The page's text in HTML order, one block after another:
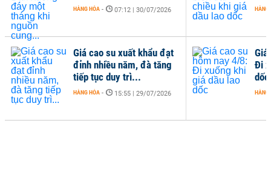
Đi
dốc
HÀNG
HÀNG HÓA - 07:12 | 30/07/2026
Giá cao su xuất khẩu đạt
đỉnh nhiều năm, đà tăng
tiếp tục duy trì...
HÀNG HÓA - 15:55 | 29/07/2026
HÀNG